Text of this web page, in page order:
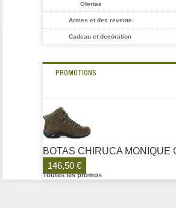
Ofertas
Armes et des revente
Cadeau et decóration
PROMOTIONS
BOTAS CHIRUCA MONIQUE
146,50 €
Toutes les promos